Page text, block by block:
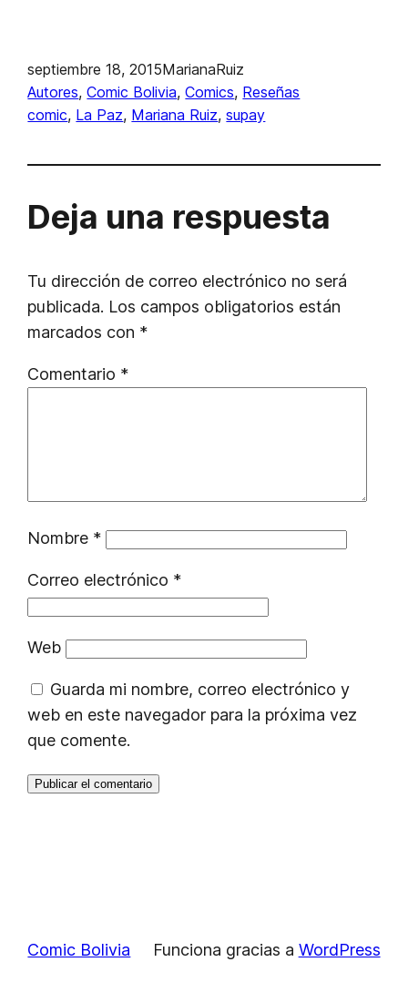
septiembre 18, 2015MarianaRuiz
Autores, Comic Bolivia, Comics, Reseñas
comic, La Paz, Mariana Ruiz, supay
Deja una respuesta
Tu dirección de correo electrónico no será
publicada. Los campos obligatorios están
marcados con *
Comentario *
Nombre *
Correo electrónico *
Web
Guarda mi nombre, correo electrónico y
web en este navegador para la próxima vez
que comente.
Comic Bolivia Funciona gracias a WordPress